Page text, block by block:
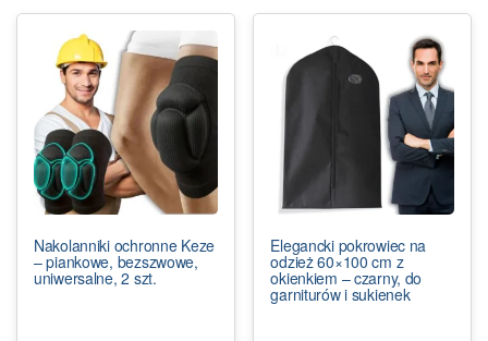
Nakolanniki ochronne Keze
– piankowe, bezszwowe,
uniwersalne, 2 szt.
Elegancki pokrowiec na
odzież 60×100 cm z
okienkiem – czarny, do
garniturów i sukienek